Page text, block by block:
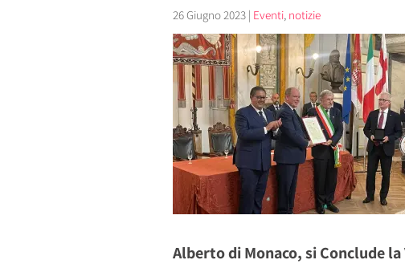
26 Giugno 2023 | Eventi, notizie
Alberto di Monaco, si Conclude